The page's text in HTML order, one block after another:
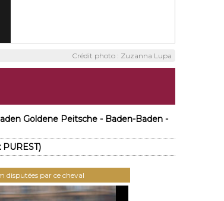
Crédit photo : Zuzanna Lupa
Goldene Peitsche - Baden-Baden -
disputées par ce cheval